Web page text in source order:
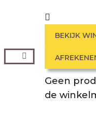
Zoeken:
BEKIJK
Geen
de